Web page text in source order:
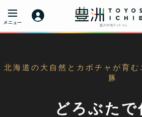
北海道の大自然とカボチャが育
豚
どろぶたで